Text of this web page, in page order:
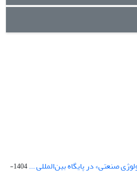
صنعتی» در پایگاه بین‌المللی ...
1404-